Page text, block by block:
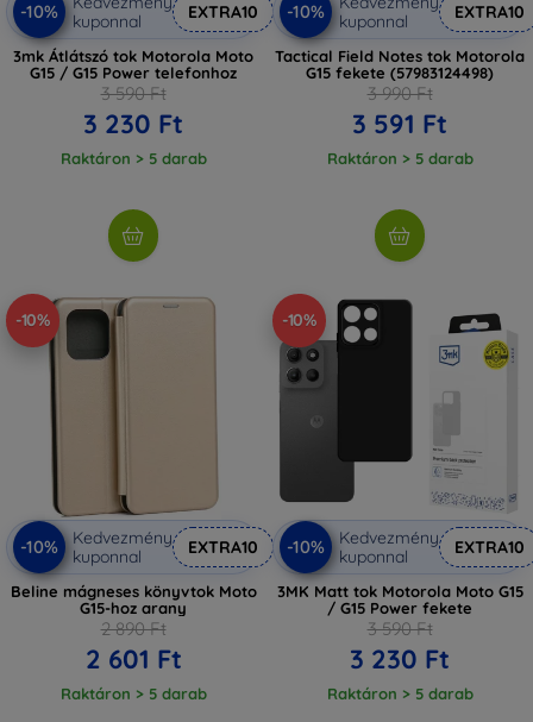
-10%
kuponnal
EXTRA10
3mk Átlátszó tok Motorola Moto
G15 / G15 Power telefonhoz
3 590 Ft
3 230 Ft
Raktáron > 5 darab
-10%
kuponnal
EXTRA10
Tactical Field Notes tok Motorola
G15 fekete (57983124498)
3 990 Ft
3 591 Ft
Raktáron > 5 darab
-10%
-10%
Kedvezmény
kuponnal
EXTRA10
Beline mágneses könyvtok Moto
G15-hoz arany
2 890 Ft
2 601 Ft
Raktáron > 5 darab
-10%
-10%
Kedvezmény
kuponnal
EXTRA10
3MK Matt tok Motorola Moto G15
/ G15 Power fekete
3 590 Ft
3 230 Ft
Raktáron > 5 darab